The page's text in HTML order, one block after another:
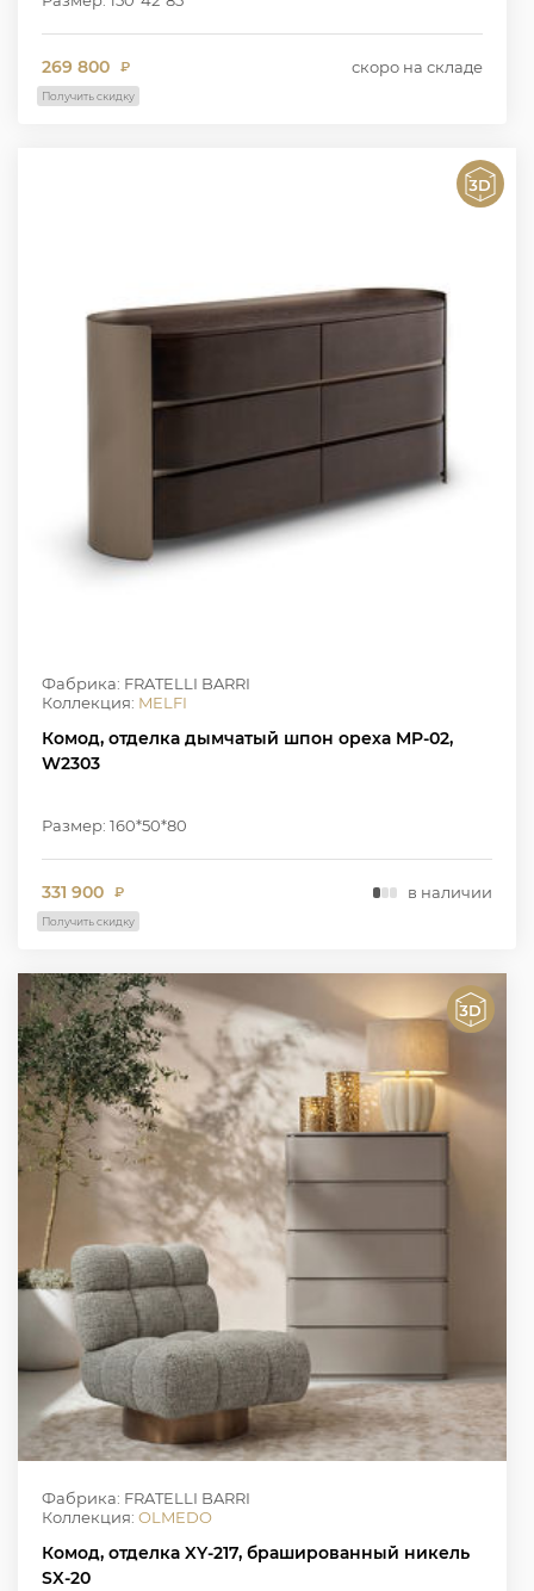
269 800 ₽ скоро на складе
Получить скидку
Фабрика: FRATELLI BARRI
Коллекция: MELFI
Комод, отделка дымчатый шпон ореха MP-02,
W2303
Размер: 160*50*80
331 900 ₽ в наличии
Получить скидку
Фабрика: FRATELLI BARRI
Коллекция: OLMEDO
Комод, отделка XY-217, брашированный никель
SX-20